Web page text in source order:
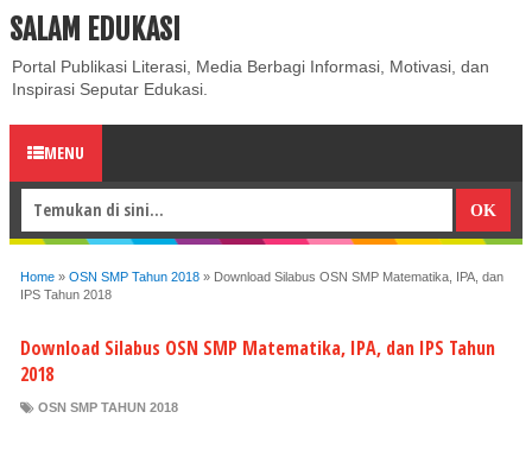
ABOUT CONTACT US
SALAM EDUKASI
Portal Publikasi Literasi, Media Berbagi Informasi, Motivasi, dan
Inspirasi Seputar Edukasi.
MENU
Home » OSN SMP Tahun 2018 » Download Silabus OSN SMP Matematika, IPA, dan
IPS Tahun 2018
Download Silabus OSN SMP Matematika, IPA, dan IPS Tahun
2018
OSN SMP TAHUN 2018